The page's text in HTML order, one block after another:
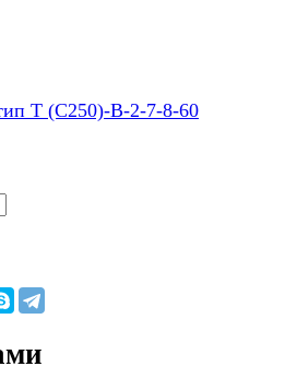
Т (С250)-В-2-7-8-60